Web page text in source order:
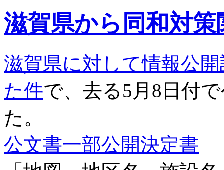
和
対
連
文
書
の
全
面
公
開
を
求
滋賀県から同和対
滋賀県に対して情報公
た件で、去る5月8日付
た。
公文書一部公開決定書